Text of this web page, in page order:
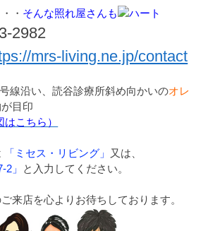
・ そんな照れ屋さんも
2982
mrs-living.ne.jp/contact
線沿い、読谷診療所斜め向かいのオレ
目印
こちら）
「ミセス・リビング」
又は、
2」
と入力してください。
来店を心よりお待ちしております。